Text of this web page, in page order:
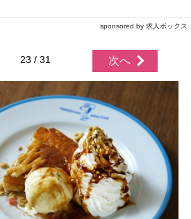
sponsored by 求人ボックス
23 / 31 次へ